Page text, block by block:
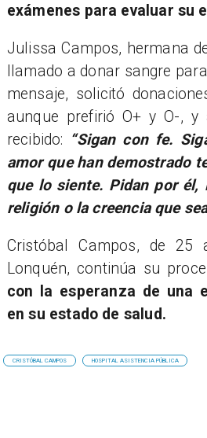
exámenes para evaluar su
Julissa Campos, hermana
llamado a donar sangre
mensaje, solicitó
aunque prefirió O+ y O-, y
recibido: “Sigan con fe.
amor que han demostrado
que lo siente. Pidan por él,
religión o la creencia que
Cristóbal Campos, de 25
Lonquén, continúa su
con la esperanza de una
en su estado de salud.
CRISTÓBAL CAMPOS HOSPITAL ASISTENCIA PÚBLICA